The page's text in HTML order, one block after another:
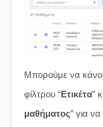
Μπορούμε να
φίλτρου “Ετικέτα”
μαθήματος” για